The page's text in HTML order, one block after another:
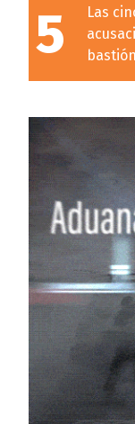
5
Las
bastión